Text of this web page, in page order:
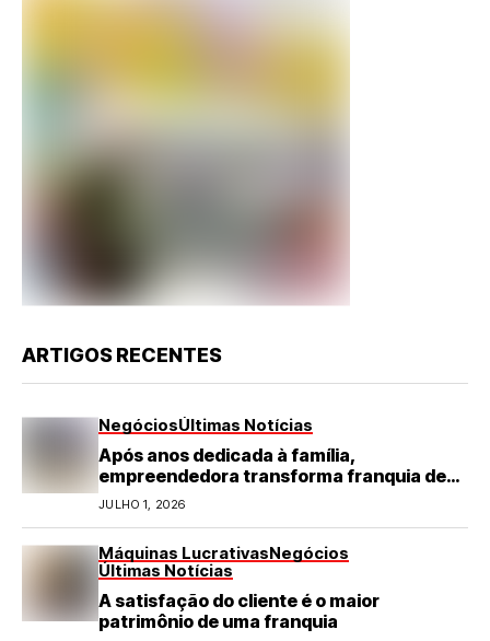
ARTIGOS RECENTES
NegóciosÚltimas Notícias
Após anos dedicada à família,
empreendedora transforma franquia de
turismo em negócio de destaque no RN
JULHO 1, 2026
Máquinas LucrativasNegócios
Últimas Notícias
A satisfação do cliente é o maior
patrimônio de uma franquia